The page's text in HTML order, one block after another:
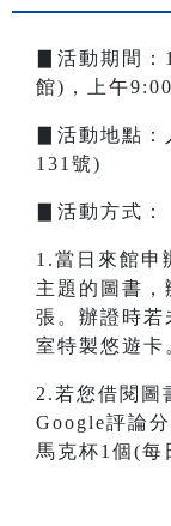
▊活動期間
館)，上午
▊活動地點：
131號)
▊活動方式：
1.當日來館申
主題的圖書，
張。辦證時若
室特製悠遊卡
2.若您借閱圖
Google評論
馬克杯1個(每